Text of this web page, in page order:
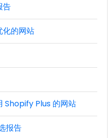
告
化的网站
Shopify Plus 的网站
报告